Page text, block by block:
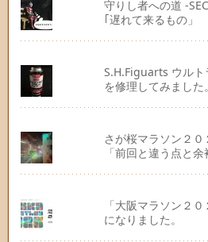
守りし者への道 -
｢遅れて来るもの」
S.H.Figuarts ウルト
を修理してみました。
さが桜マラソン２
「前回と違う点と余
「大阪マラソン２
になりました。